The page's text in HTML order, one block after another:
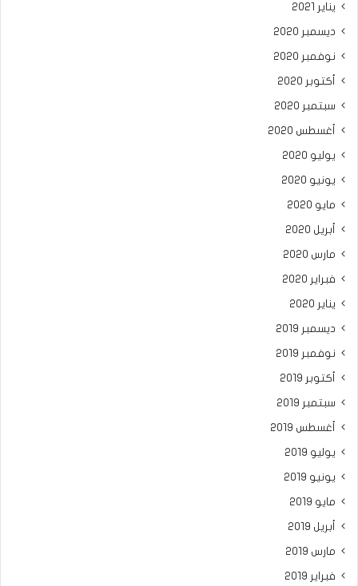
يناير 2021
ديسمبر 2020
نوفمبر 2020
أكتوبر 2020
سبتمبر 2020
أغسطس 2020
يوليو 2020
يونيو 2020
مايو 2020
أبريل 2020
مارس 2020
فبراير 2020
يناير 2020
ديسمبر 2019
نوفمبر 2019
أكتوبر 2019
سبتمبر 2019
أغسطس 2019
يوليو 2019
يونيو 2019
مايو 2019
أبريل 2019
مارس 2019
فبراير 2019